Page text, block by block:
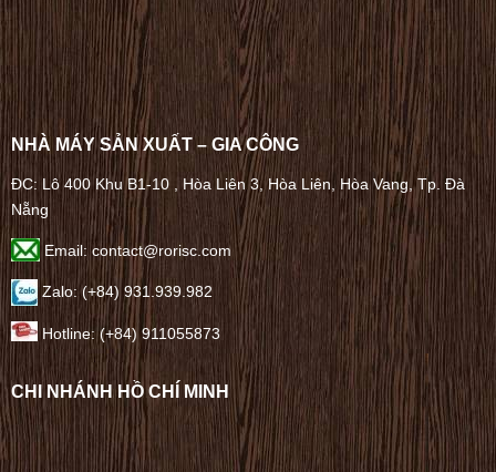
NHÀ MÁY SẢN XUẤT – GIA CÔNG
ĐC: Lô 400 Khu B1-10 , Hòa Liên 3, Hòa Liên, Hòa Vang, Tp. Đà
Nẵng
Email: contact@rorisc.com
Zalo: (+84) 931.939.982
Hotline: (+84) 911055873
CHI NHÁNH HỒ CHÍ MINH